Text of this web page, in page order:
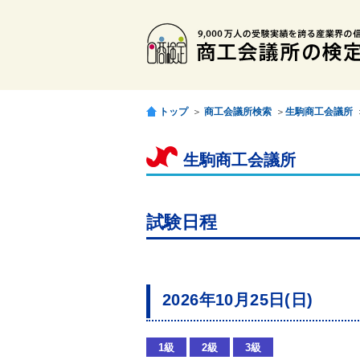
トップ ＞ 商工会議所検索 ＞ 生駒商工会議所
生駒商工会議所
試験日程
2026年10月25日(日)
1級 2級 3級